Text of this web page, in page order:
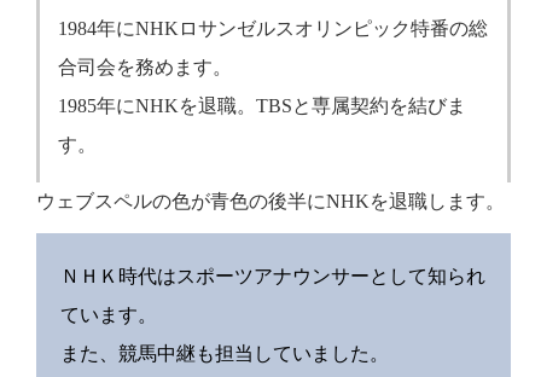
1984年にNHKロサンゼルスオリンピック特番の総
合司会を務めます。
1985年にNHKを退職。TBSと専属契約を結びま
す。
ウェブスペルの色が青色の後半にNHKを退職します。
ＮＨＫ時代はスポーツアナウンサーとして知られ
ています。
また、競馬中継も担当していました。